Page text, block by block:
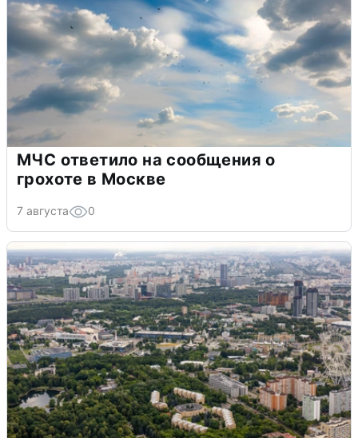
МЧС ответило на сообщения о
грохоте в Москве
7 августа 0